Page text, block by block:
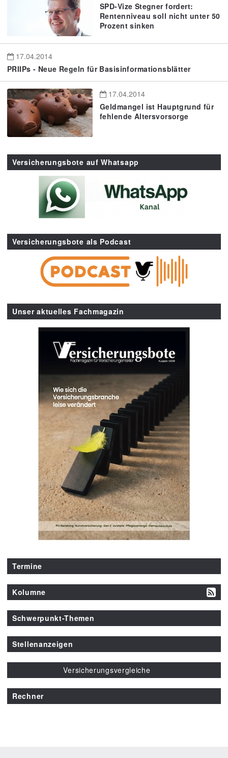
SPD-Vize Stegner fordert:
Rentenniveau soll nicht unter 50
Prozent sinken
17.04.2014
PRIIPs - Neue Regeln für Basisinformationsblätter
17.04.2014
Geldmangel ist Hauptgrund für
fehlende Altersvorsorge
Versicherungsbote auf Whatsapp
Versicherungsbote als Podcast
Unser aktuelles Fachmagazin
Termine
Kolumne
Schwerpunkt-Themen
Stellenanzeigen
Versicherungsvergleiche
Rechner